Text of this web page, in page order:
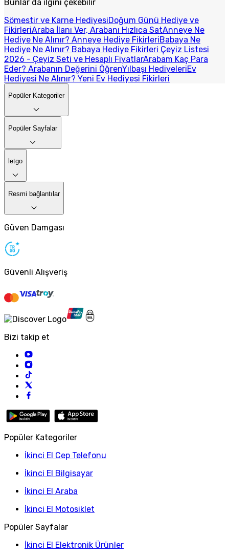
Bunlar da ilgini çekebilir
Sömestir ve Karne HediyesiDoğum Günü Hediye ve
FikirleriAraba İlanı Ver, Arabanı Hızlıca SatAnneye Ne
Hediye Ne Alınır? Anneye Hediye FikirleriBabaya Ne
Hediye Ne Alınır? Babaya Hediye Fikirleri Çeyiz Listesi
2026 - Çeyiz Seti ve Hesaplı FiyatlarArabam Kaç Para
Eder? Arabanın Değerini ÖğrenYılbaşı HediyeleriEv
Hediyesi Ne Alınır? Yeni Ev Hediyesi Fikirleri
Popüler Kategoriler
Popüler Sayfalar
letgo
Resmi bağlantılar
Güven Damgası
Güvenli Alışveriş
Bizi takip et
Popüler Kategoriler
İkinci El Cep Telefonu
İkinci El Bilgisayar
İkinci El Araba
İkinci El Motosiklet
Popüler Sayfalar
İkinci El Elektronik Ürünler